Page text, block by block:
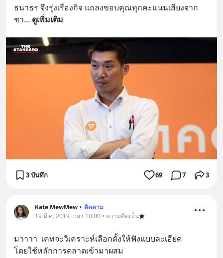
ธนาธร จึงรุ่งเรืองกิจ แถลงขอบคุณทุกคะแนนเสียงจาก
ชา... ดูเพิ่มเติม
3 บันทึก 69 7 3
Kate MewMew • ติดตาม
19 มี.ค. 2019 เวลา 10:00 • ความคิดเห็น
มาาาา  เคทจะวิเคราะห์เลือกตั้งให้ฟังแบบละเอียด
โดยใช้หลักการตลาดเข้ามาผสม